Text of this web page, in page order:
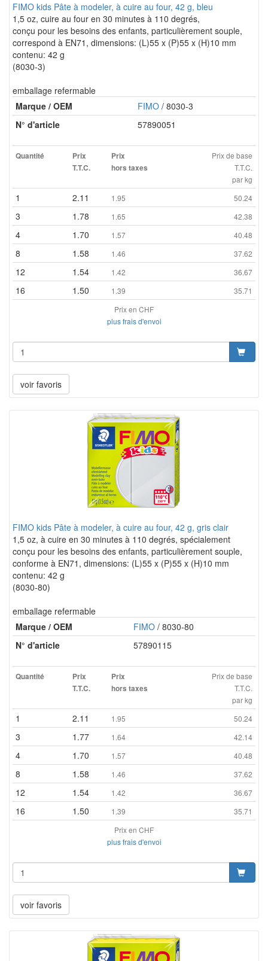
FIMO kids Pâte à modeler, à cuire au four, 42 g, bleu
1,5 oz, cuire au four en 30 minutes à 110 degrés,
conçu pour les besoins des enfants, particulièrement souple,
correspond à EN71, dimensions: (L)55 x (P)55 x (H)10 mm
contenu: 42 g
(8030-3)
emballage refermable
Marque / OEM
FIMO / 8030-3
N° d'article
57890051
Quantité
Prix
T.T.C.
Prix
hors taxes
Prix de base
T.T.C.
par kg
1 2.11 1.95 50.24
3 1.78 1.65 42.38
4 1.70 1.57 40.48
8 1.58 1.46 37.62
12 1.54 1.42 36.67
16 1.50 1.39
35.71
Prix en CHF
plus frais d'envoi
voir favoris
FIMO kids Pâte à modeler, à cuire au four, 42 g, gris clair
1,5 oz, à cuire en 30 minutes à 110 degrés, spécialement
conçu pour les besoins des enfants, particulièrement souple,
conforme à EN71, dimensions: (L)55 x (P)55 x (H)10 mm
contenu: 42 g
(8030-80)
emballage refermable
Marque / OEM
FIMO / 8030-80
N° d'article
57890115
Quantité
Prix
T.T.C.
Prix
hors taxes
Prix de base
T.T.C.
par kg
1 2.11 1.95 50.24
3 1.77 1.64 42.14
4 1.70 1.57 40.48
8 1.58 1.46 37.62
12 1.54 1.42 36.67
16 1.50 1.39
35.71
Prix en CHF
plus frais d'envoi
voir favoris